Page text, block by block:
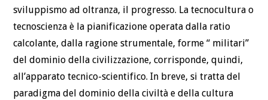
sviluppismo ad oltranza, il progresso. La tecnocultura o
tecnoscienza è la pianificazione operata dalla ratio
calcolante, dalla ragione strumentale, forme “ militari”
del dominio della civilizzazione, corrisponde, quindi,
all’apparato tecnico-scientifico. In breve, si tratta del
paradigma del dominio della civiltà e della cultura